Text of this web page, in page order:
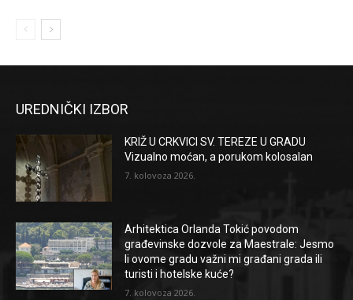
UREDNIČKI IZBOR
KRIŽ U CRKVICI SV. TEREZE U GRADU
Vizualno moćan, a porukom kolosalan
7. kolovoza 2026.
Arhitektica Orlanda Tokić povodom
građevinske dozvole za Maestrale: Jesmo
li ovome gradu važni mi građani grada ili
turisti i hotelske kuće?
7. kolovoza 2026.